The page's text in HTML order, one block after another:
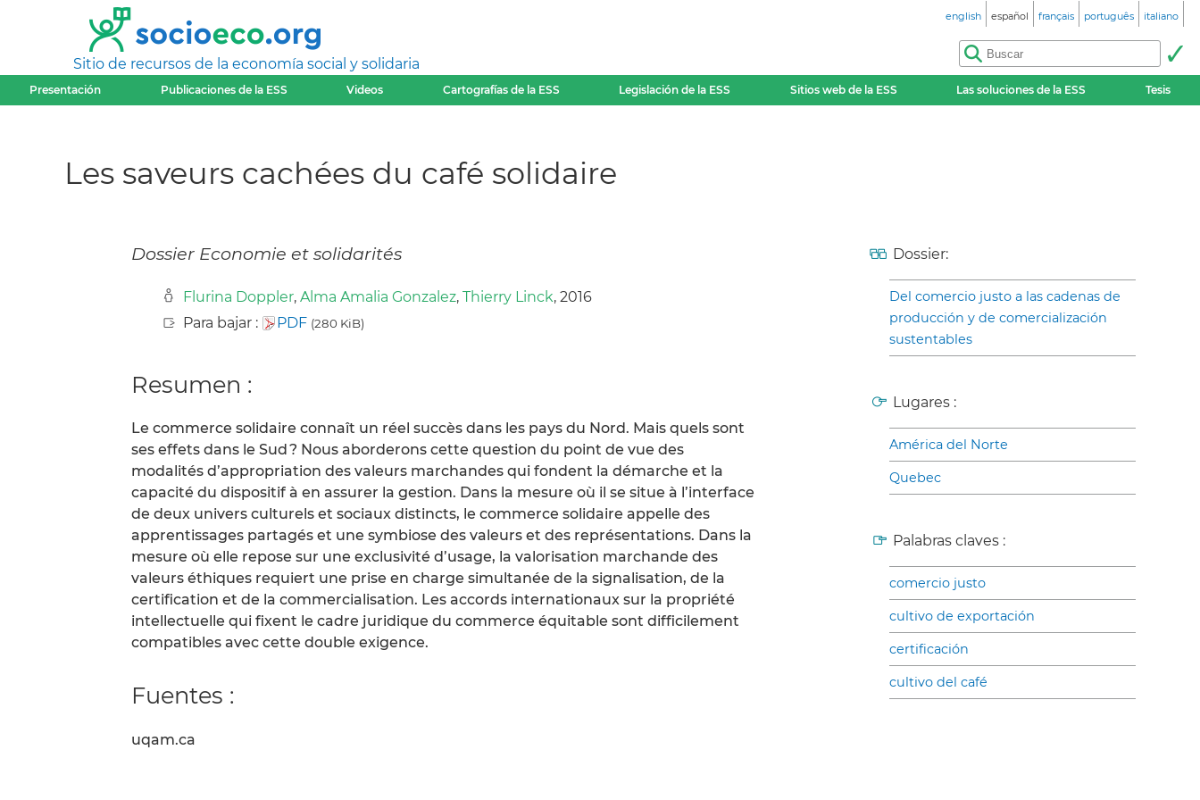
Sitio de recursos de la economía social y solidaria
english español français português italiano
Presentación Publicaciones de la ESS Videos Cartografías de la ESS Legislación de la ESS Sitios web de la ESS Las soluciones de la ESS Tesis
Les saveurs cachées du café solidaire
Dossier Economie et solidarités
Flurina Doppler, Alma Amalia Gonzalez, Thierry Linck, 2016
Para bajar :
PDF (280 KiB)
Resumen :
Le commerce solidaire connaît un réel succès dans les pays du Nord. Mais quels sont
ses effets dans le Sud ? Nous aborderons cette question du point de vue des
modalités d’appropriation des valeurs marchandes qui fondent la démarche et la
capacité du dispositif à en assurer la gestion. Dans la mesure où il se situe à l’interface
de deux univers culturels et sociaux distincts, le commerce solidaire appelle des
apprentissages partagés et une symbiose des valeurs et des représentations. Dans la
mesure où elle repose sur une exclusivité d’usage, la valorisation marchande des
valeurs éthiques requiert une prise en charge simultanée de la signalisation, de la
certification et de la commercialisation. Les accords internationaux sur la propriété
intellectuelle qui fixent le cadre juridique du commerce équitable sont difficilement
compatibles avec cette double exigence.
Fuentes :
uqam.ca
Dossier:
Del comercio justo a las cadenas de
producción y de comercialización
sustentables
Lugares :
América del Norte
Quebec
Palabras claves :
comercio justo
cultivo de exportación
certificación
cultivo del café